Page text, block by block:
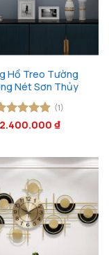
Hồ Treo Tường
Nét Sơn Thủy
Được xếp
(1)
2.400.000 ₫